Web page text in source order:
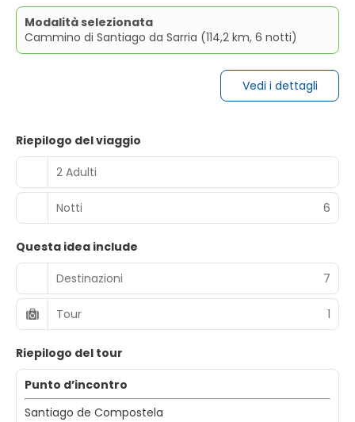
Modalità selezionata
Cammino di Santiago da Sarria (114,2 km, 6 notti)
Vedi i dettagli
Riepilogo del viaggio
2 Adulti
Notti 6
Questa idea include
Destinazioni
7
Tour 1
Riepilogo del tour
Punto d’incontro
Santiago de Compostela